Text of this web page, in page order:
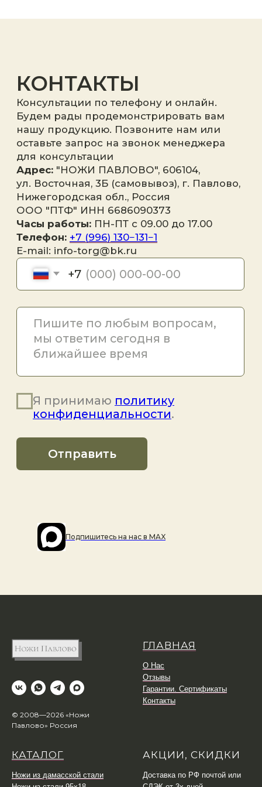
Подпишитесь на наc в MAX
© 2008—2026 «Ножи
Павлово» Россия
ГЛАВНАЯ
О Нас
Отзывы
Гарантии. Сертификаты
Контакты
КАТАЛОГ
Ножи из дамасской стали
АКЦИИ, СКИДКИ
Доставка по РФ почтой или